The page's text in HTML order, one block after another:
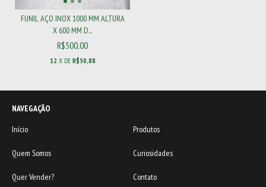
FUNIL AÇO INOX 1000 MM ALTURA
X 600 MM D...
R$500,00
12 X DE R$50,88
NAVEGAÇÃO
Início
Produtos
Quem Somos Curiosidades
Quer Vender? Contato